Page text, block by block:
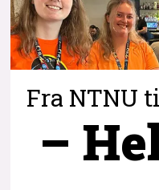
Fra NTNU
–